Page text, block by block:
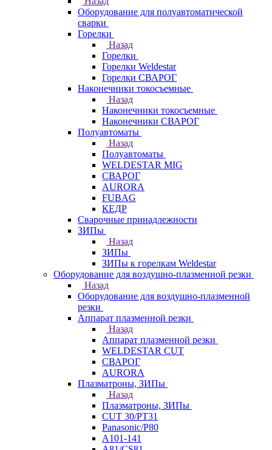
Оборудование для полуавтоматической
сварки
Горелки
Назад
Горелки
Горелки Weldestar
Горелки СВАРОГ
Наконечники токосъемные
Назад
Наконечники токосъемные
Наконечники СВАРОГ
Полуавтоматы
Назад
Полуавтоматы
WELDESTAR MIG
СВАРОГ
AURORA
FUBAG
КЕДР
Сварочные принадлежности
ЗИПы
Назад
ЗИПы
ЗИПы к горелкам Weldestar
Оборудование для воздушно-плазменной резки
Назад
Оборудование для воздушно-плазменной
резки
Аппарат плазменной резки
Назад
Аппарат плазменной резки
WELDESTAR CUT
СВАРОГ
AURORA
Плазматроны, ЗИПы
Назад
Плазматроны, ЗИПы
CUT 30/PT31
Panasonic/P80
А101-141